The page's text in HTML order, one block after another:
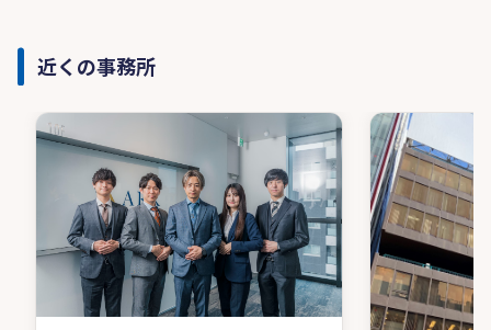
近くの事務所